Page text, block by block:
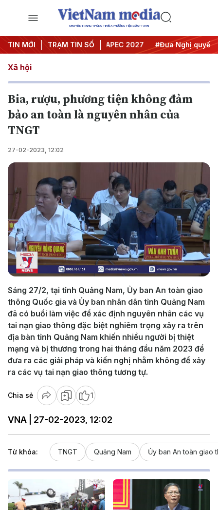
CHUYÊN TRANG THÔNG TIN ĐA PHƯƠNG TIỆN CỦA TTXVN
TIN MỚI TRẠM TIN SỐ
nghị Trung ương 3 #APEC 2027 #Đưa Nghị quyết
Xã hội
Bia, rượu, phương tiện không đảm
bảo an toàn là nguyên nhân của
TNGT
27-02-2023, 12:02
Play
Video
Sáng 27/2, tại tỉnh Quảng Nam, Ủy ban An toàn giao
thông Quốc gia và Ủy ban nhân dân tỉnh Quảng Nam
đã có buổi làm việc để xác định nguyên nhân các vụ
tai nạn giao thông đặc biệt nghiêm trọng xảy ra trên
địa bàn tỉnh Quảng Nam khiến nhiều người bị thiệt
mạng và bị thương trong hai tháng đầu năm 2023 để
đưa ra các giải pháp và kiến nghị nhằm không để xảy
ra các vụ tai nạn giao thông tương tự.
Chia sẻ 1
VNA | 27-02-2023, 12:02
Từ khóa: TNGT Quảng Nam Ủy ban An toàn giao